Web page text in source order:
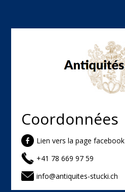
Coordonnées
Lien vers la page facebook
+41 78 669 97 59
info@antiquites-stucki.ch